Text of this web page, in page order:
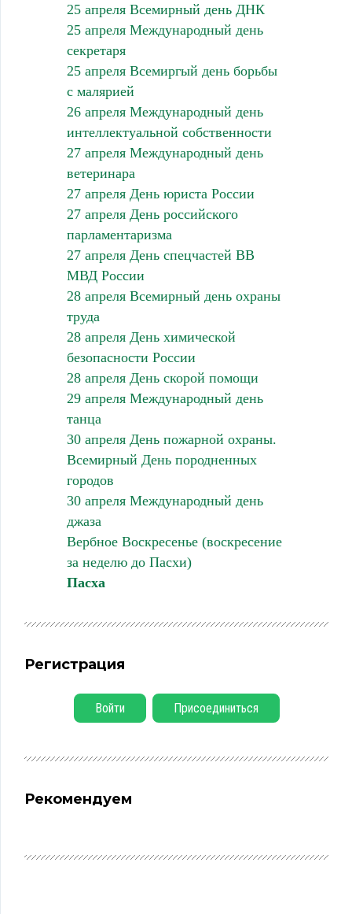
25 апреля Всемирный день ДНК
25 апреля Международный день
секретаря
25 апреля Всемиргый день борьбы
с малярией
26 апреля Международный день
интеллектуальной собственности
27 апреля Международный день
ветеринара
27 апреля День юриста России
27 апреля День российского
парламентаризма
27 апреля День спецчастей ВВ
МВД России
28 апреля Всемирный день охраны
труда
28 апреля День химической
безопасности России
28 апреля День скорой помощи
29 апреля Международный день
танца
30 апреля День пожарной охраны.
Всемирный День породненных
городов
30 апреля Международный день
джаза
Вербное Воскресенье (воскресение
за неделю до Пасхи)
Пасха
Регистрация
Войти Присоединиться
Рекомендуем